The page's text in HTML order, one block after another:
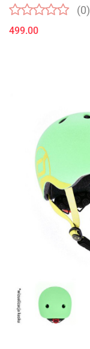
(0)
499.00